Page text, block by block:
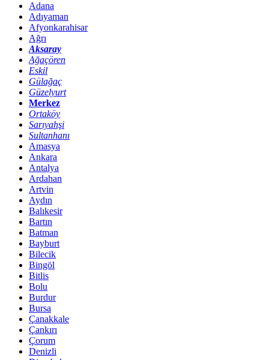
Adana
Adıyaman
Afyonkarahisar
Ağrı
Aksaray
Ağaçören
Eskil
Gülağaç
Güzelyurt
Merkez
Ortaköy
Sarıyahşi
Sultanhanı
Amasya
Ankara
Antalya
Ardahan
Artvin
Aydın
Balıkesir
Bartın
Batman
Bayburt
Bilecik
Bingöl
Bitlis
Bolu
Burdur
Bursa
Çanakkale
Çankırı
Çorum
Denizli